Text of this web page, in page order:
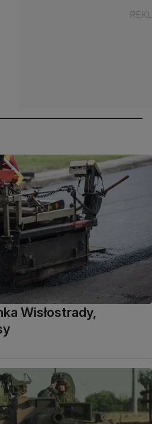
Wisłostrady,